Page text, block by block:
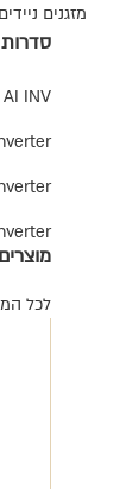
מזגנים ניידים
סדרות
AI INV
לכל